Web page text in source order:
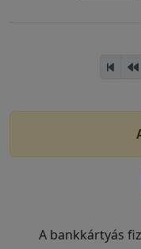
A bankkártyás